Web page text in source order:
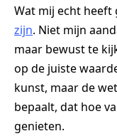
Wat mij echt heeft
zijn. Niet mijn
maar bewust te
op de juiste
kunst, maar de
bepaalt, dat hoe
genieten.